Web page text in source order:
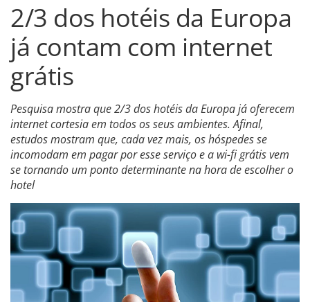
2/3 dos hotéis da Europa
já contam com internet
grátis
Pesquisa mostra que 2/3 dos hotéis da Europa já oferecem
internet cortesia em todos os seus ambientes. Afinal,
estudos mostram que, cada vez mais, os hóspedes se
incomodam em pagar por esse serviço e a wi-fi grátis vem
se tornando um ponto determinante na hora de escolher o
hotel